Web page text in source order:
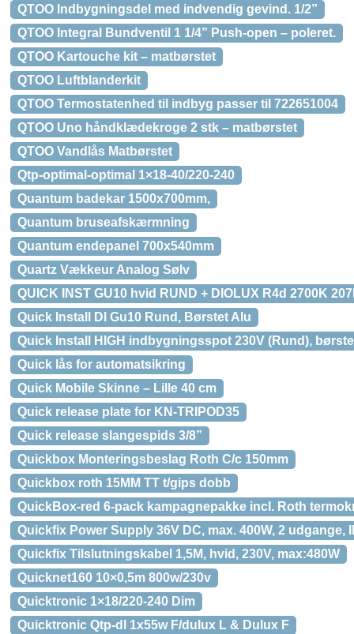
QTOO Indbygningsdel med indvendig gevind. 1/2”
QTOO Integral Bundventil 1 1/4” Push-open – poleret.
QTOO Kartouche kit – matbørstet
QTOO Luftblanderkit
QTOO Termostatenhed til indbyg passer til 722651004
QTOO Uno håndklædekroge 2 stk – matbørstet
QTOO Vandlås Matbørstet
Qtp-optimal-optimal 1×18-40/220-240
Quantum badekar 1500x700mm,
Quantum bruseafskærmning
Quantum endepanel 700x540mm
Quartz Vækkeur Analog Sølv
QUICK INST GU10 hvid RUND + DIOLUX R4d 2700K
Quick Install Dl Gu10 Rund, Børstet Alu
Quick Install HIGH indbygningsspot 230V (Rund),
Quick lås for automatsikring
Quick Mobile Skinne – Lille 40 cm
Quick release plate for KN-TRIPOD35
Quick release slangespids 3/8”
Quickbox Monteringsbeslag Roth C/c 150mm
Quickbox roth 15MM TT t/gips dobb
QuickBox-red 6-pack kampagnepakke incl. Roth
Quickfix Power Supply 36V DC, max. 400W, 2 udgange,
Quickfix Tilslutningskabel 1,5M, hvid, 230V, max:480W
Quicknet160 10×0,5m 800w/230v
Quicktronic 1×18/220-240 Dim
Quicktronic Qtp-dl 1x55w F/dulux L & Dulux F